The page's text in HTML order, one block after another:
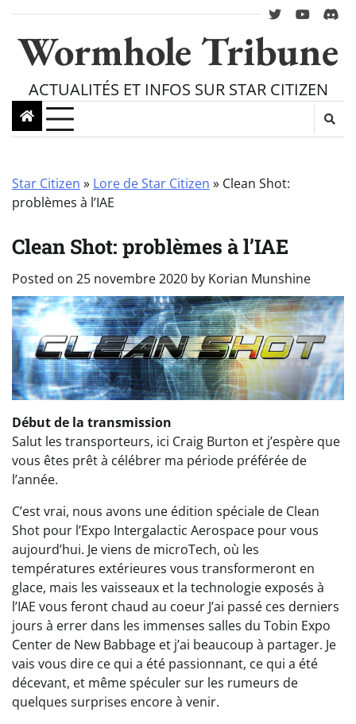
content
twitteryoutube
Wormhole Tribune
ACTUALITÉS ET INFOS SUR STAR CITIZEN
Star Citizen » Lore de Star Citizen » Clean Shot:
problèmes à l’IAE
Clean Shot: problèmes à l’IAE
Posted on 25 novembre 2020 by Korian Munshine
Début de la transmission
Salut les transporteurs, ici Craig Burton et j’espère que
vous êtes prêt à célébrer ma période préférée de
l’année.
C’est vrai, nous avons une édition spéciale de Clean
Shot pour l’Expo Intergalactic Aerospace pour vous
aujourd’hui. Je viens de microTech, où les
températures extérieures vous transformeront en
glace, mais les vaisseaux et la technologie exposés à
l’IAE vous feront chaud au coeur J’ai passé ces derniers
jours à errer dans les immenses salles du Tobin Expo
Center de New Babbage et j’ai beaucoup à partager. Je
vais vous dire ce qui a été passionnant, ce qui a été
décevant, et même spéculer sur les rumeurs de
quelques surprises encore à venir.